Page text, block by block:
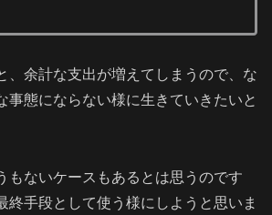
、余計な支出が増えてしまうので、な
事態にならない様に生きていきたいと
もないケースもあるとは思うのです
終手段として使う様にしようと思いま